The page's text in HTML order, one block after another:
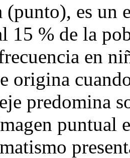
(punto), es un
15 % de la
en
origina
predomina
puntual